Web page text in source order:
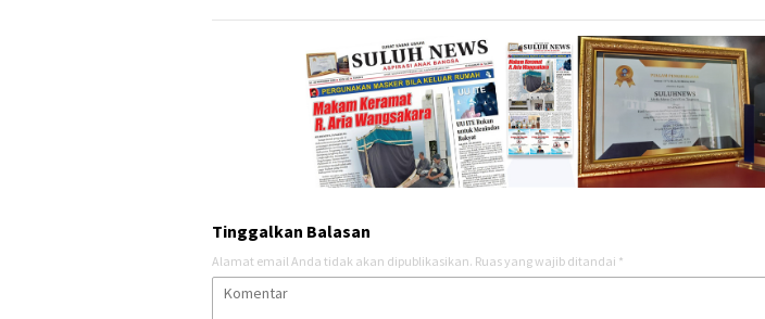
Tinggalkan Balasan
Alamat email Anda tidak akan dipublikasikan. Ruas yang wajib ditandai *